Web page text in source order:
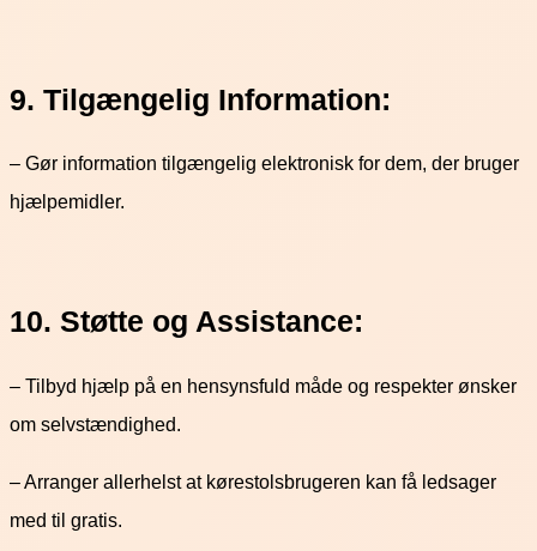
9. Tilgængelig Information:
– Gør information tilgængelig elektronisk for dem, der bruger
hjælpemidler.
10. Støtte og Assistance:
– Tilbyd hjælp på en hensynsfuld måde og respekter ønsker
om selvstændighed.
– Arranger allerhelst at kørestolsbrugeren kan få ledsager
med til gratis.